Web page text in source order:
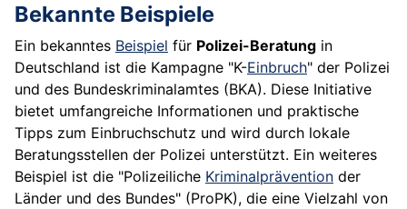
Bekannte Beispiele
Ein bekanntes Beispiel für Polizei-Beratung in
Deutschland ist die Kampagne "K-Einbruch" der Polizei
und des Bundeskriminalamtes (BKA). Diese Initiative
bietet umfangreiche Informationen und praktische
Tipps zum Einbruchschutz und wird durch lokale
Beratungsstellen der Polizei unterstützt. Ein weiteres
Beispiel ist die "Polizeiliche Kriminalprävention der
Länder und des Bundes" (ProPK), die eine Vielzahl von